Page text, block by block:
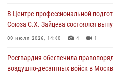
05 августа 2026, 12:35
Делегация МВД Республики
04 августа 2026, 18:16 5
В Центре профессиональной
Союза С.Х. Зайцева состоялся
09 июля 2026, 14:00 4 1
Росгвардия обеспечила
воздушно-десантных войск в